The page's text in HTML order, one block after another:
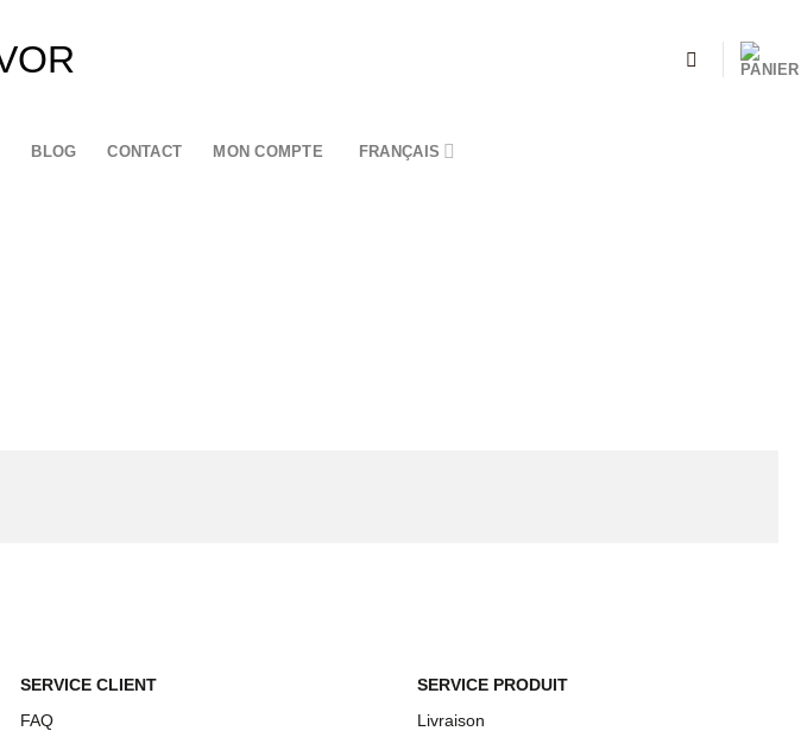
BLOG CONTACT MON COMPTE FRANÇAIS
SERVICE CLIENT
FAQ
SERVICE PRODUIT
Livraison